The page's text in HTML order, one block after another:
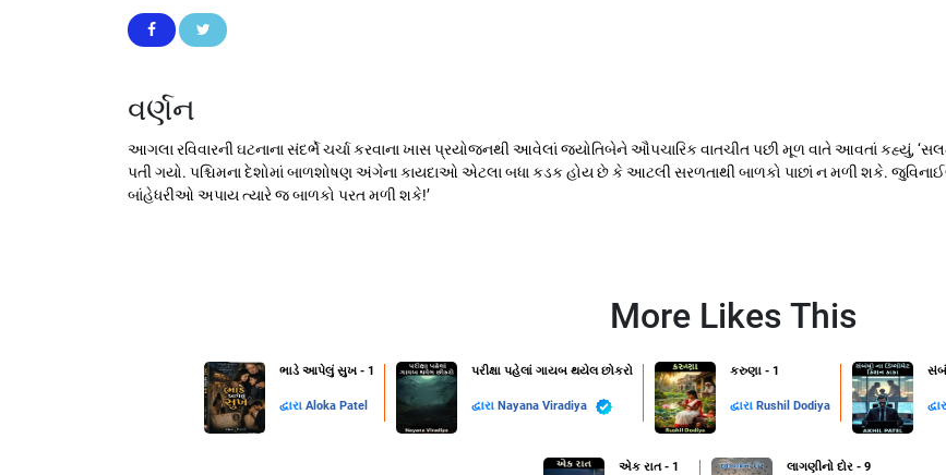
વર્ણન
આગલા રવિવારની ઘટનાના સંદર્ભે ચર્ચા કરવાના ખાસ પ્રયોજનથી આવેલાં જ્યોતિબેને ઔપચારિક વાતચીત પછી મૂળ વાતે આવતાં કહ્યું,
પતી ગયો. પશ્ચિમના દેશોમાં બાળશોષણ અંગેના કાયદાઓ એટલા બધા કડક હોય છે કે આટલી સરળતાથી બાળકો પાછાં ન મળી શકે. જુવિનાઈલ
બાંહેધરીઓ અપાય ત્યારે જ બાળકો પરત મળી શકે!’
More Likes This
ભાડે આપેલું સુખ - 1
દ્વારા Aloka Patel
પરીક્ષા પહેલાં ગાયબ થયેલ છોકરો
દ્વારા Nayana Viradiya
કરુણા - 1
દ્વારા Rushil Dodiya
એક રાત - 1 લાગણીનો દોર - 9